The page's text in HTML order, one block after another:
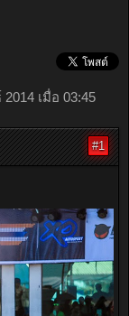
เมื่อ 03:45
#1